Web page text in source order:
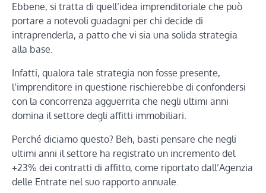
Ebbene, si tratta di quell’idea imprenditoriale che può
portare a notevoli guadagni per chi decide di
intraprenderla, a patto che vi sia una solida strategia
alla base.
Infatti, qualora tale strategia non fosse presente,
l’imprenditore in questione rischierebbe di confondersi
con la concorrenza agguerrita che negli ultimi anni
domina il settore degli affitti immobiliari.
Perché diciamo questo? Beh, basti pensare che negli
ultimi anni il settore ha registrato un incremento del
+23% dei contratti di affitto, come riportato dall’Agenzia
delle Entrate nel suo rapporto annuale.